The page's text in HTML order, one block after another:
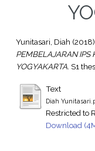
Yunitasari, Diah (2018)
PEMBELAJARAN IPS
YOGYAKARTA. S1
Text
Diah
Restricted to
Download